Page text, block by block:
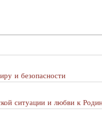
и безопасности
ситуации и любви к